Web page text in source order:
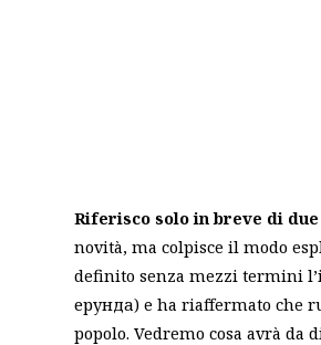
Riferisco solo in breve di
novità, ma colpisce il modo
definito senza mezzi termini
ерунда) e ha riaffermato che
popolo. Vedremo cosa avrà da